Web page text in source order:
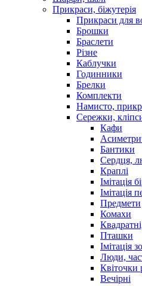
Прикраси, біжутерія
Прикраси для
Брошки
Браслети
Різне
Каблучки
Годинники
Брелки
Комплекти
Намисто,
Сережки,
Кафи
Бантики
Сердця,
Краплі
Імітація
Імітація
Предмети
Комахи
Пташки
Імітація
Люди,
Квіточки
Вечірні